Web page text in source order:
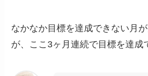
なかなか目標を達成できない月
が、ここ3ヶ月連続で目標を達成